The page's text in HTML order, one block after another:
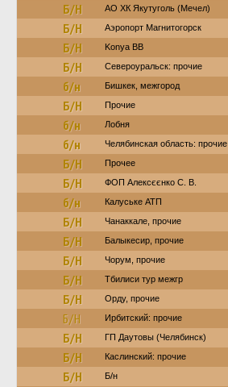
Б/Н АО ХК Якутуголь (Мечел)
Б/Н Аэропорт Магнитогорск
Б/Н Konya BB
Б/Н Североуральск: прочие
б/н Бишкек, межгород
Б/Н Прочие
б/н Лобня
б/н Челябинская область: прочие
Б/Н Прочее
Б/Н ФОП Алексєєнко С. В.
б/н Калуське АТП
Б/Н Чанаккале, прочие
Б/Н Балыкесир, прочие
Б/Н Чорум, прочие
Б/Н Тбилиси тур межгр
Б/Н Орду, прочие
Б/Н Ирбитский: прочие
Б/Н ГП Даутовы (Челябинск)
Б/Н Каслинский: прочие
Б/Н Б/н